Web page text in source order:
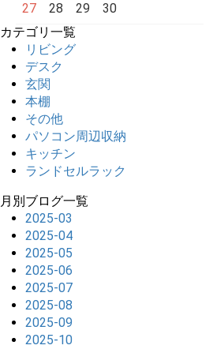
27 28 29
30
カテゴリ一覧
リビング
デスク
玄関
本棚
その他
パソコン周辺収納
キッチン
ランドセルラック
月別ブログ一覧
2025-03
2025-04
2025-05
2025-06
2025-07
2025-08
2025-09
2025-10